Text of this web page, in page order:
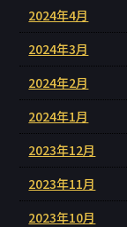
2024年4月
2024年3月
2024年2月
2024年1月
2023年12月
2023年11月
2023年10月